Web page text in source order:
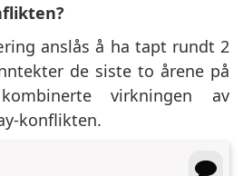
anslås å ha tapt rundt 2
de siste to årene på
virkningen av
konflikten.